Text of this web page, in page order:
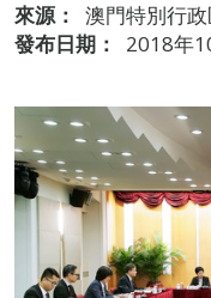
來源：
澳門特別行政
發布日期：
2018年